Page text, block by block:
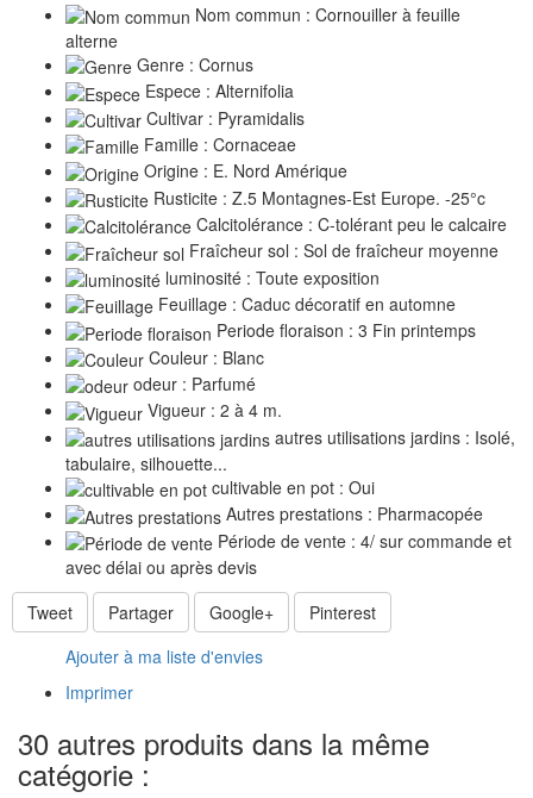
Nom commun : Cornouiller à feuille
alterne
Genre : Cornus
Espece : Alternifolia
Cultivar : Pyramidalis
Famille : Cornaceae
Origine : E. Nord Amérique
Rusticite : Z.5 Montagnes-Est Europe. -25°c
Calcitolérance : C-tolérant peu le calcaire
Fraîcheur sol : Sol de fraîcheur moyenne
luminosité : Toute exposition
Feuillage : Caduc décoratif en automne
Periode floraison : 3 Fin printemps
Couleur : Blanc
odeur : Parfumé
Vigueur : 2 à 4 m.
autres utilisations jardins : Isolé,
tabulaire, silhouette...
cultivable en pot : Oui
Autres prestations : Pharmacopée
Période de vente : 4/ sur commande et
avec délai ou après devis
Tweet
Partager Google+
Pinterest
Ajouter à ma liste d'envies
Imprimer
30 autres produits dans la même
catégorie :